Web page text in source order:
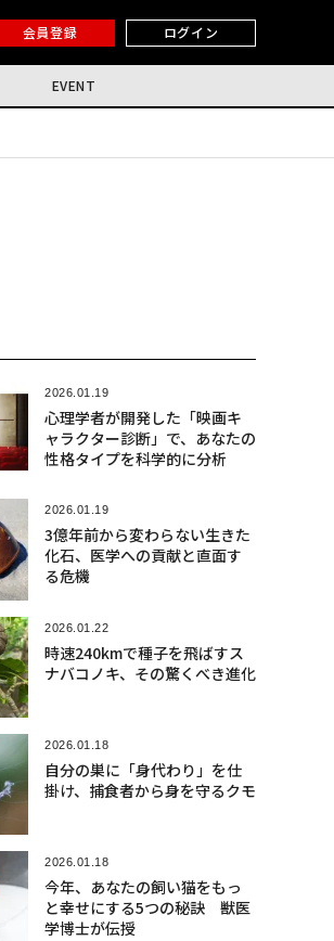
会員登録 ログイン
EVENT
2026.01.19
心理学者が開発した「映画キ
ャラクター診断」で、あなたの
性格タイプを科学的に分析
2026.01.19
3億年前から変わらない生きた
化石、医学への貢献と直面す
る危機
2026.01.22
時速240kmで種子を飛ばすス
ナバコノキ、その驚くべき進化
2026.01.18
自分の巣に「身代わり」を仕
掛け、捕食者から身を守るクモ
2026.01.18
今年、あなたの飼い猫をもっ
と幸せにする5つの秘訣 獣医
学博士が伝授